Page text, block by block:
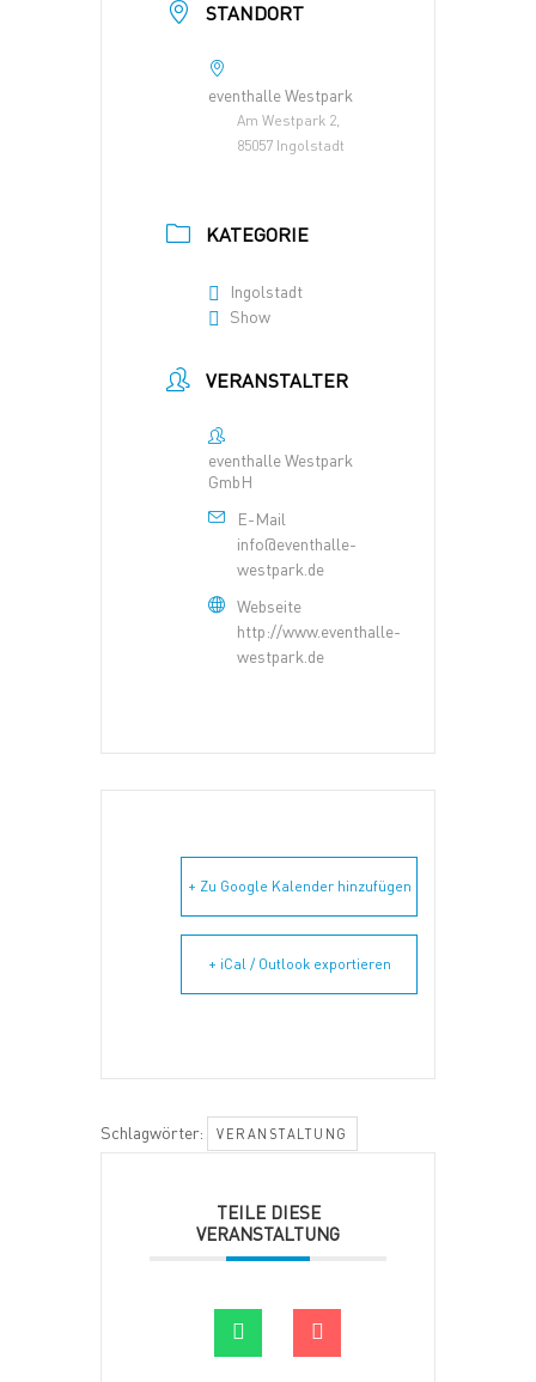
STANDORT
eventhalle Westpark
Am Westpark 2,
85057 Ingolstadt
KATEGORIE
Ingolstadt
Show
VERANSTALTER
eventhalle Westpark
GmbH
E-Mail
info@eventhalle-
westpark.de
Webseite
http://www.eventhalle-
westpark.de
+ Zu Google Kalender hinzufügen
+ iCal / Outlook exportieren
Schlagwörter: VERANSTALTUNG
TEILE DIESE
VERANSTALTUNG